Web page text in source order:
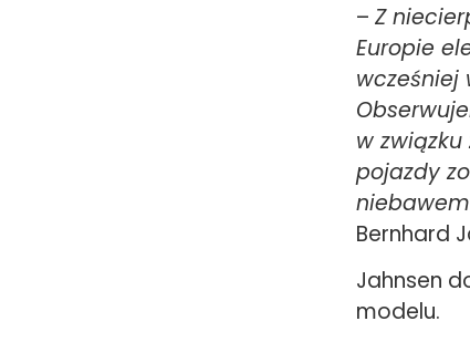
– Z
Europie
wcześniej
w
pojazdy
Bernhard
Jahnsen
modelu.